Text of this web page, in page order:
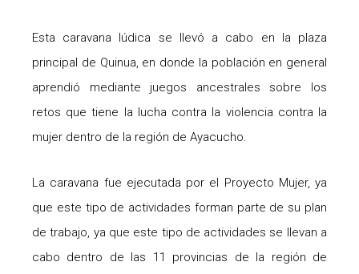
Esta caravana lúdica se llevó a cabo en la plaza
principal de Quinua, en donde la población en general
aprendió mediante juegos ancestrales sobre los
retos que tiene la lucha contra la violencia contra la
mujer dentro de la región de Ayacucho.
La caravana fue ejecutada por el Proyecto Mujer, ya
que este tipo de actividades forman parte de su plan
de trabajo, ya que este tipo de actividades se llevan a
cabo dentro de las 11 provincias de la región de